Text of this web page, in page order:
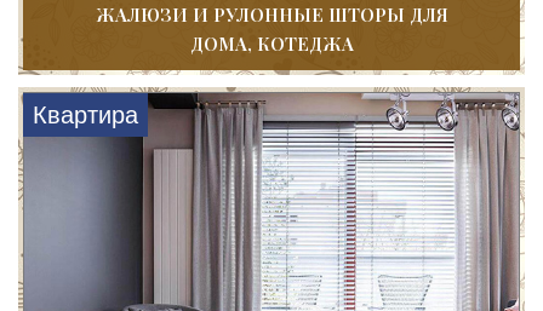
ЖАЛЮЗИ И РУЛОННЫЕ ШТОРЫ ДЛЯ
ДОМА, КОТЕДЖА
Квартира